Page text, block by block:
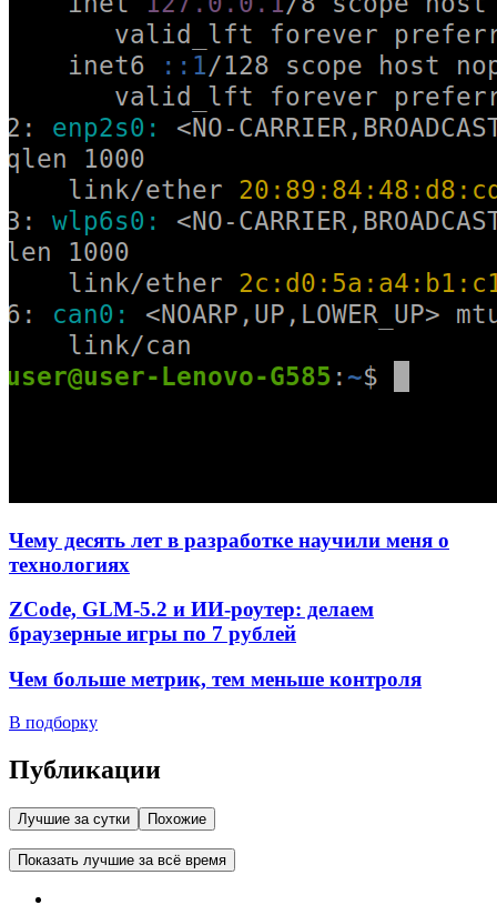
Чему десять лет в разработке научили меня о
технологиях
ZCode, GLM-5.2 и ИИ-роутер: делаем
браузерные игры по 7 рублей
Чем больше метрик, тем меньше контроля
В подборку
Публикации
Лучшие за сутки Похожие
Показать лучшие за всё время